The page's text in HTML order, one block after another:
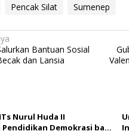
Pencak Silat Sumenep
Bantuan Sosial
dan Lansia
Nurul Huda II
Pendidikan Demokrasi bagi